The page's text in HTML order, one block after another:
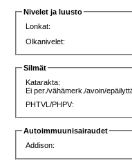
Nivelet ja luusto
Lonkat:
Olkanivelet:
Silmät
Katarakta:
Ei per./vähämerk./avoin/
PHTVL/PHPV:
Autoimmuunisairaudet
Addison: